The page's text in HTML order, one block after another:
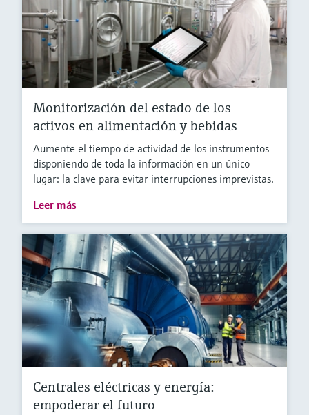
Monitorización del estado de los
activos en alimentación y bebidas
Aumente el tiempo de actividad de los instrumentos
disponiendo de toda la información en un único
lugar: la clave para evitar interrupciones imprevistas.
Leer más
Centrales eléctricas y energía:
empoderar el futuro